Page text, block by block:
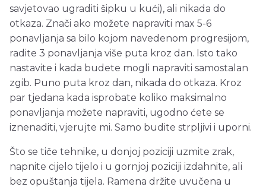
savjetovao ugraditi šipku u kući), ali nikada do
otkaza. Znači ako možete napraviti max 5-6
ponavljanja sa bilo kojom navedenom progresijom,
radite 3 ponavljanja više puta kroz dan. Isto tako
nastavite i kada budete mogli napraviti samostalan
zgib. Puno puta kroz dan, nikada do otkaza. Kroz
par tjedana kada isprobate koliko maksimalno
ponavljanja možete napraviti, ugodno ćete se
iznenaditi, vjerujte mi. Samo budite strpljivi i uporni.
Što se tiče tehnike, u donjoj poziciji uzmite zrak,
napnite cijelo tijelo i u gornjoj poziciji izdahnite, ali
bez opuštanja tijela. Ramena držite uvučena u